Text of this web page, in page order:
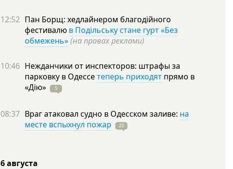
12:52 Пан Борщ: хедлайнером благодійного
фестивалю в Подільську стане гурт «Без
обмежень»(на правах реклами)
10:46 Нежданчики от инспекторов: штрафы за
парковку в Одессетеперь приходят прямо в
«Дію»
5
08:37 Враг атаковал судно в Одесском заливе: на
месте вспыхнул пожар
20
6 августа